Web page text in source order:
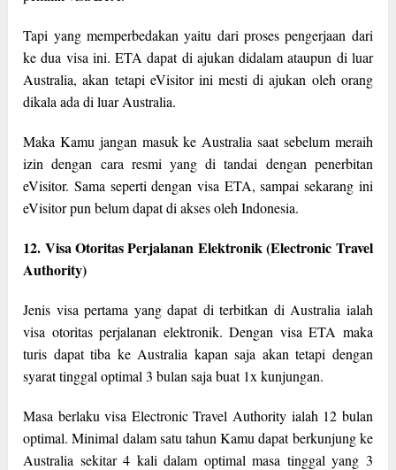
Tapi yang memperbedakan yaitu dari proses pengerjaan dari
ke dua visa ini. ETA dapat di ajukan didalam ataupun di luar
Australia, akan tetapi eVisitor ini mesti di ajukan oleh orang
dikala ada di luar Australia.
Maka Kamu jangan masuk ke Australia saat sebelum meraih
izin dengan cara resmi yang di tandai dengan penerbitan
eVisitor. Sama seperti dengan visa ETA, sampai sekarang ini
eVisitor pun belum dapat di akses oleh Indonesia.
12. Visa Otoritas Perjalanan Elektronik (Electronic Travel
Authority)
Jenis visa pertama yang dapat di terbitkan di Australia ialah
visa otoritas perjalanan elektronik. Dengan visa ETA maka
turis dapat tiba ke Australia kapan saja akan tetapi dengan
syarat tinggal optimal 3 bulan saja buat 1x kunjungan.
Masa berlaku visa Electronic Travel Authority ialah 12 bulan
optimal. Minimal dalam satu tahun Kamu dapat berkunjung ke
Australia sekitar 4 kali dalam optimal masa tinggal yang 3